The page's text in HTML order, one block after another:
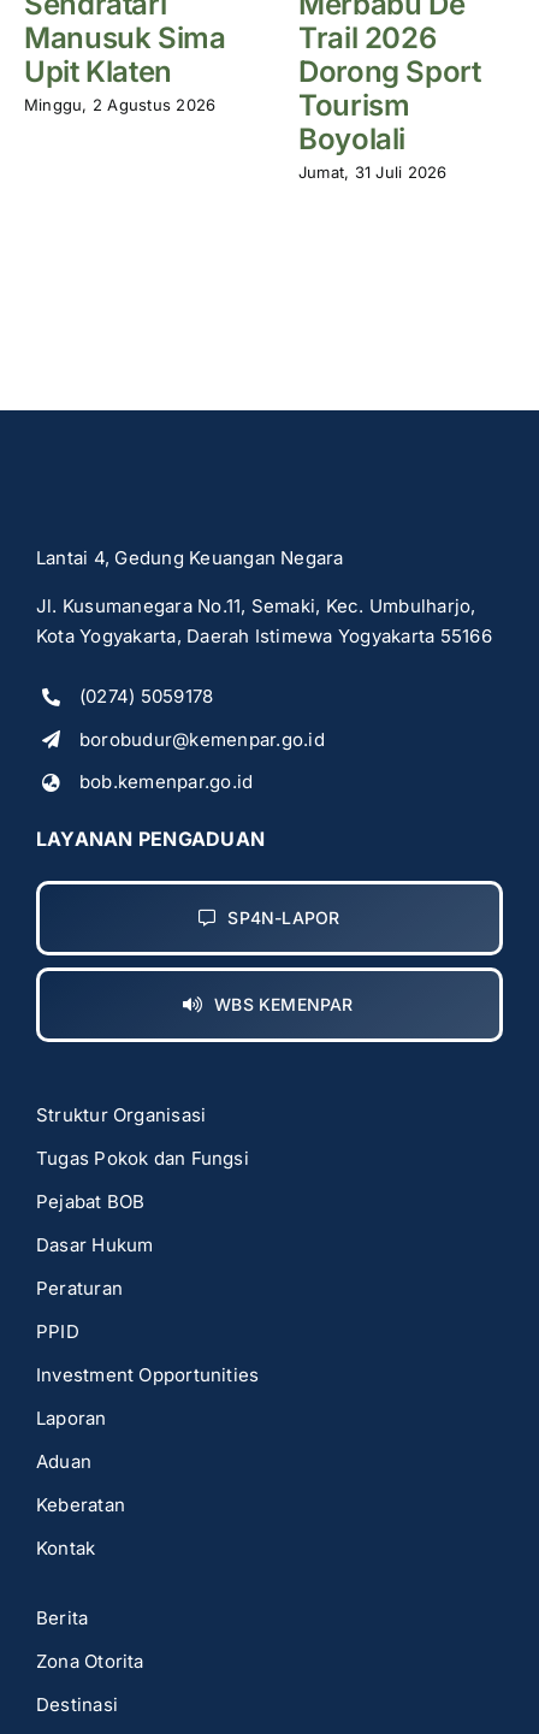
Manusuk Sima
Upit Klaten
Minggu, 2 Agustus 2026
Trail 2026
Dorong Sport
Tourism
Boyolali
Jumat, 31 Juli 2026
Lantai 4, Gedung Keuangan Negara
Jl. Kusumanegara No.11, Semaki, Kec. Umbulharjo,
Kota Yogyakarta, Daerah Istimewa Yogyakarta 55166
(0274) 5059178
borobudur@kemenpar.go.id
bob.kemenpar.go.id
LAYANAN PENGADUAN
SP4N-LAPOR
WBS KEMENPAR
Struktur Organisasi
Tugas Pokok dan Fungsi
Pejabat BOB
Dasar Hukum
Peraturan
PPID
Investment Opportunities
Laporan
Aduan
Keberatan
Kontak
Berita
Zona Otorita
Destinasi